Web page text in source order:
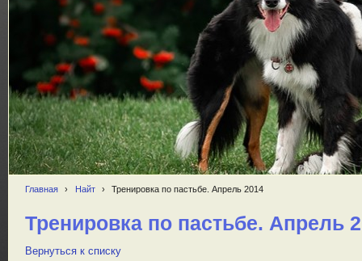
Главная › Найт › Тренировка по пастьбе. Апрель 2014
Тренировка по пастьбе. Апрель
Вернуться к списку